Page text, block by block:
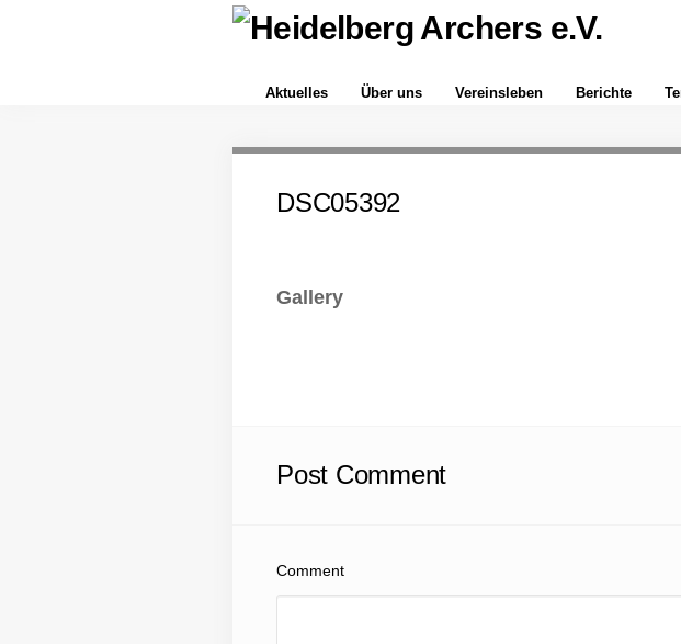
Aktuelles Über uns Vereinsleben Berichte
DSC05392
Gallery
Post Comment
Comment